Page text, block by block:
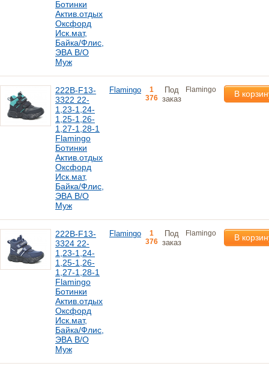
Ботинки
Актив.отдых
Оксфорд
Иск.мат,
Байка/Флис,
ЭВА В/О
Муж
222B-F13-
3322 22-
1,23-1,24-
1,25-1,26-
1,27-1,28-1
Flamingo
Ботинки
Актив.отдых
Оксфорд
Иск.мат,
Байка/Флис,
ЭВА В/О
Муж
Flamingo
1
376
Под
заказ
Flamingo В
222B-F13-
3324 22-
1,23-1,24-
1,25-1,26-
1,27-1,28-1
Flamingo
Ботинки
Актив.отдых
Оксфорд
Иск.мат,
Байка/Флис,
ЭВА В/О
Муж
Flamingo
1
376
Под
заказ
Flamingo В